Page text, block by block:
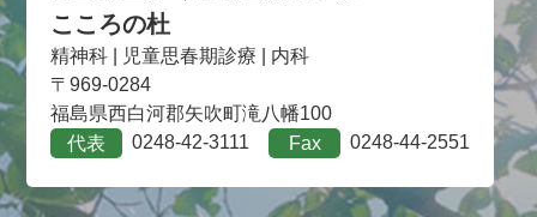
こころの杜
精神科 | 児童思春期診療 | 内科
〒969-0284
福島県西白河郡矢吹町滝八幡100
代表
0248-42-3111 Fax 0248-44-2551